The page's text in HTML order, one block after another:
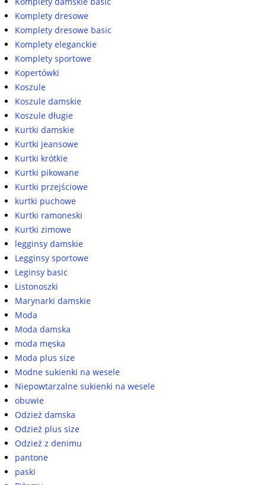
Komplety dresowe
Komplety dresowe basic
Komplety eleganckie
Komplety sportowe
Kopertówki
Koszule
Koszule damskie
Koszule długie
Kurtki damskie
Kurtki jeansowe
Kurtki krótkie
Kurtki pikowane
Kurtki przejściowe
kurtki puchowe
Kurtki ramoneski
Kurtki zimowe
legginsy damskie
Legginsy sportowe
Leginsy basic
Listonoszki
Marynarki damskie
Moda
Moda damska
moda męska
Moda plus size
Modne sukienki na wesele
Niepowtarzalne sukienki na wesele
obuwie
Odzież damska
Odzież plus size
Odzież z denimu
pantone
paski